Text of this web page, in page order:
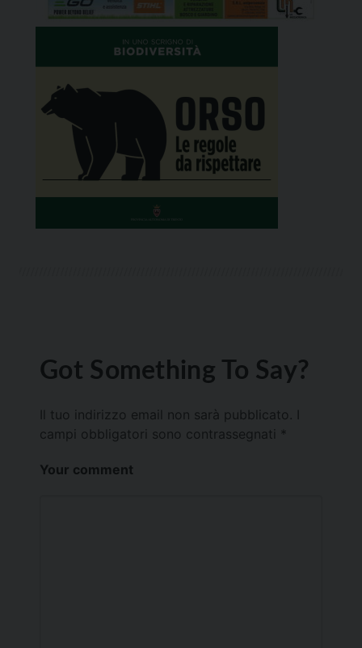
Got Something To Say?
Il tuo indirizzo email non sarà pubblicato.
campi obbligatori sono contrassegnati *
Your comment